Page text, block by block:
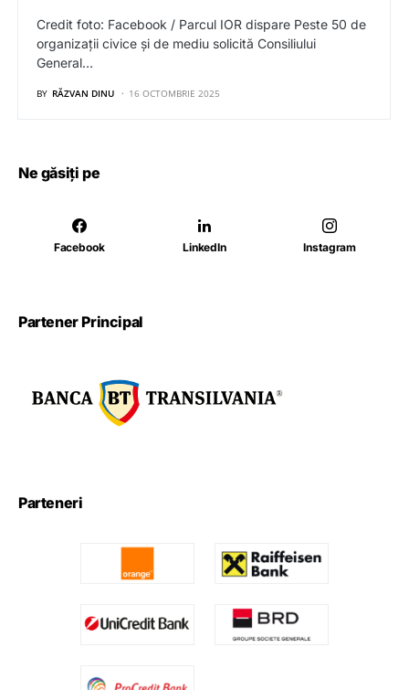
Credit foto: Facebook / Parcul IOR dispare Peste 50 de
organizații civice și de mediu solicită Consiliului
General…
BY RĂZVAN DINU 16 OCTOMBRIE 2025
Ne găsiți pe
Facebook LinkedIn Instagram
Partener Principal
Parteneri